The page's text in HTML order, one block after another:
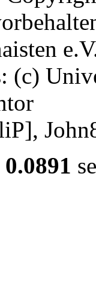
(c)
0.0891